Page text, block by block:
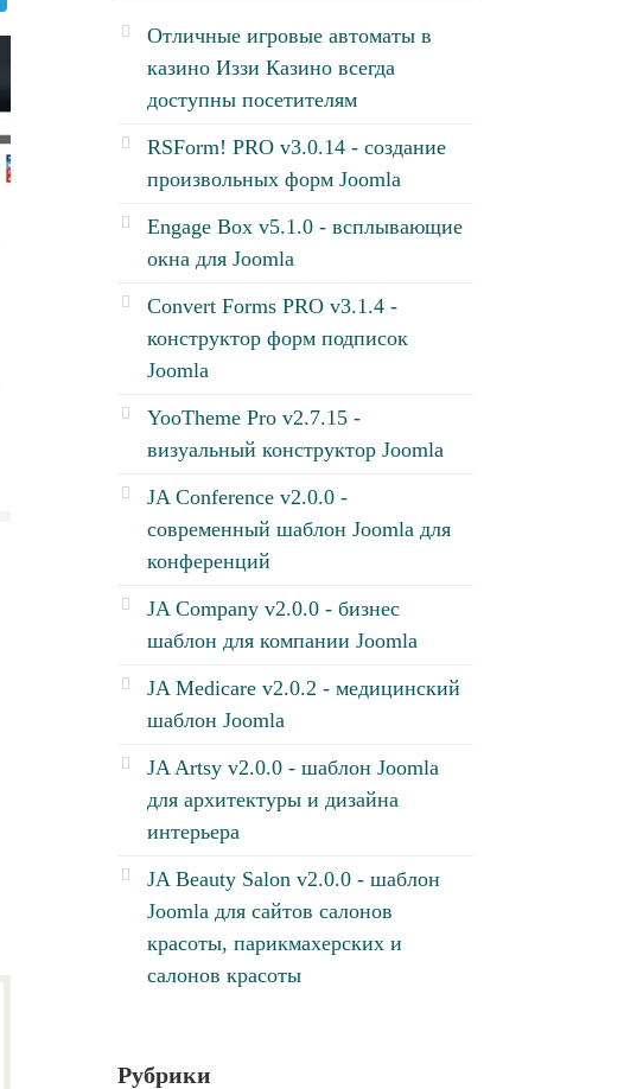
Отличные игровые автоматы в
казино Иззи Казино всегда
доступны посетителям
RSForm! PRO v3.0.14 - создание
произвольных форм Joomla
Engage Box v5.1.0 - всплывающие
окна для Joomla
Convert Forms PRO v3.1.4 -
конструктор форм подписок
Joomla
YooTheme Pro v2.7.15 -
визуальный конструктор Joomla
JA Conference v2.0.0 -
современный шаблон Joomla для
конференций
JA Company v2.0.0 - бизнес
шаблон для компании Joomla
JA Medicare v2.0.2 - медицинский
шаблон Joomla
JA Artsy v2.0.0 - шаблон Joomla
для архитектуры и дизайна
интерьера
JA Beauty Salon v2.0.0 - шаблон
Joomla для сайтов салонов
красоты, парикмахерских и
салонов красоты
Рубрики